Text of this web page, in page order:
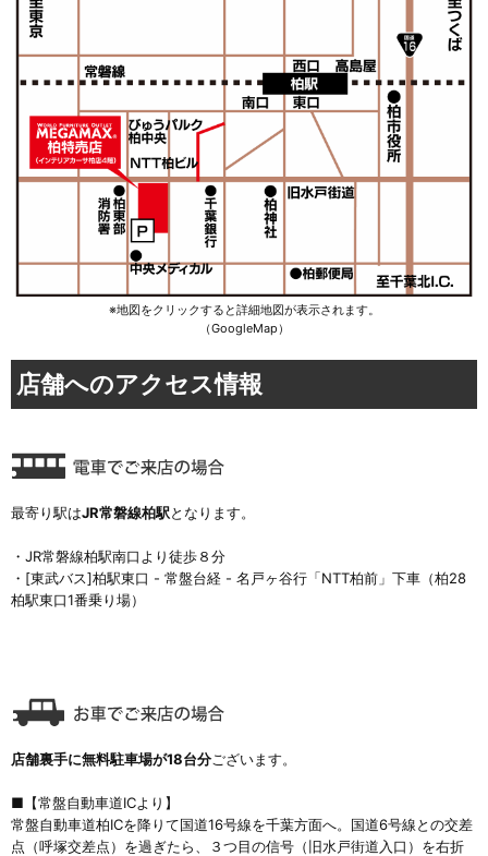
※地図をクリックすると詳細地図が表示されます。
（GoogleMap）
店舗へのアクセス情報
最寄り駅はJR常磐線柏駅となります。
・JR常磐線柏駅南口より徒歩８分
・[東武バス]柏駅東口 - 常盤台経 - 名戸ヶ谷行「NTT柏前」下車（柏28
柏駅東口1番乗り場）
店舗裏手に無料駐車場が18台分ございます。
■ 【常盤自動車道ICより】
常盤自動車道柏ICを降りて国道16号線を千葉方面へ。国道6号線との交差
点（呼塚交差点）を過ぎたら、３つ目の信号（旧水戸街道入口）を右折